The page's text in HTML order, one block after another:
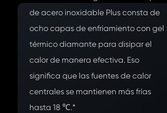
de acero inoxidable Plus consta de
ocho capas de enfriamiento con gel
térmico diamante para disipar el
calor de manera efectiva. Eso
significa que las fuentes de calor
centrales se mantienen más frías
hasta 18 ℃.*